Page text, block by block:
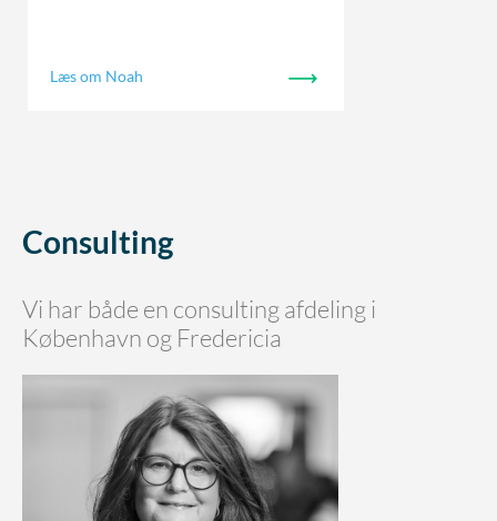
Læs om Noah
Consulting
Vi har både en consulting afdeling i
København og Fredericia